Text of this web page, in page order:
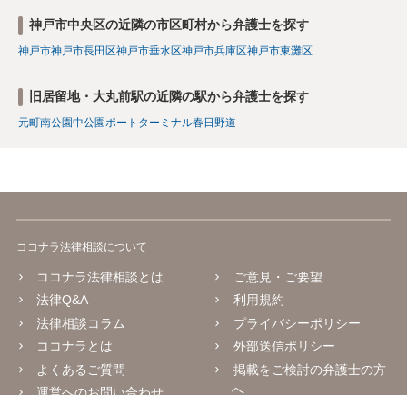
神戸市中央区の近隣の市区町村から弁護士を探す
神戸市神戸市長田区神戸市垂水区神戸市兵庫区神戸市東灘区
旧居留地・大丸前駅の近隣の駅から弁護士を探す
元町南公園中公園ポートターミナル春日野道
ココナラ法律相談について
ココナラ法律相談とは
法律Q&A
法律相談コラム
ココナラとは
よくあるご質問
ご意見・ご要望
利用規約
プライバシーポリシー
外部送信ポリシー
掲載をご検討の弁護士の方
へ